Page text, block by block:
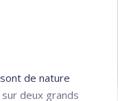
de nature
deux grands